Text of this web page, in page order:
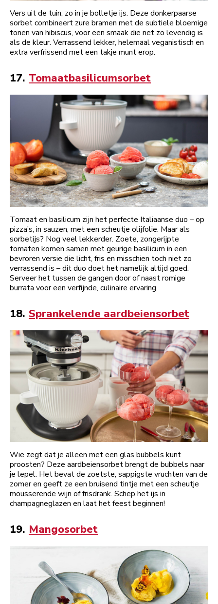
Vers uit de tuin, zo in je bolletje ijs. Deze donkerpaarse
sorbet combineert zure bramen met de subtiele bloemige
tonen van hibiscus, voor een smaak die net zo levendig is
als de kleur. Verrassend lekker, helemaal veganistisch en
extra verfrissend met een takje munt erop.
17. Tomaatbasilicumsorbet
Tomaat en basilicum zijn het perfecte Italiaanse duo – op
pizza’s, in sauzen, met een scheutje olijfolie. Maar als
sorbetijs? Nog veel lekkerder. Zoete, zongerijpte
tomaten komen samen met geurige basilicum in een
bevroren versie die licht, fris en misschien toch niet zo
verrassend is – dit duo doet het namelijk altijd goed.
Serveer het tussen de gangen door of naast romige
burrata voor een verfijnde, culinaire ervaring.
18. Sprankelende aardbeiensorbet
Wie zegt dat je alleen met een glas bubbels kunt
proosten? Deze aardbeiensorbet brengt de bubbels naar
je lepel. Het bevat de zoetste, sappigste vruchten van de
zomer en geeft ze een bruisend tintje met een scheutje
mousserende wijn of frisdrank. Schep het ijs in
champagneglazen en laat het feest beginnen!
19. Mangosorbet